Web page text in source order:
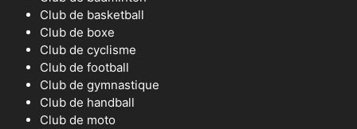
Club de basketball
Club de boxe
Club de cyclisme
Club de football
Club de gymnastique
Club de handball
Club de moto